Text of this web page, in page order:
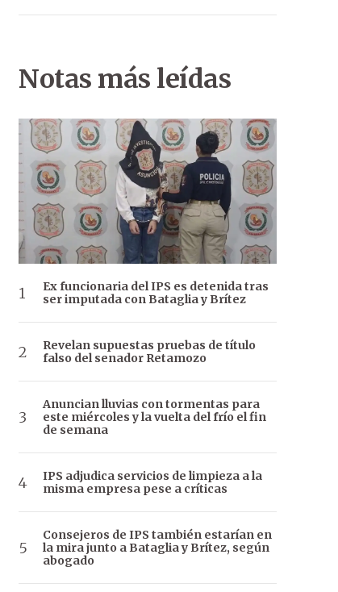
Notas más leídas
Ex funcionaria del IPS es detenida tras
ser imputada con Bataglia y Brítez
Revelan supuestas pruebas de título
falso del senador Retamozo
Anuncian lluvias con tormentas para
este miércoles y la vuelta del frío el fin
de semana
IPS adjudica servicios de limpieza a la
misma empresa pese a críticas
Consejeros de IPS también estarían en
la mira junto a Bataglia y Brítez, según
abogado